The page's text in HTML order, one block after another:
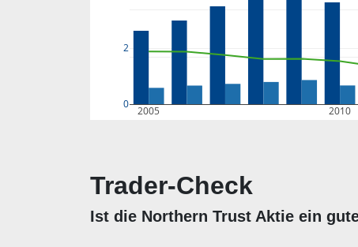
2005 2010
0
2
Trader-Check
Ist die Northern Trust Aktie ein